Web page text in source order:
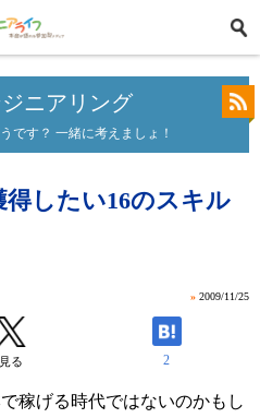
ニアリング
です？ 一緒に考えましょ！
したい16のスキル
» 2009/11/25
見る 2
稼げる時代ではないのかもし